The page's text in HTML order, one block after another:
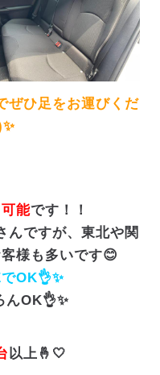
ぜひ足をお運びくだ
可能です！！
んですが、東北や関
様も多いです😊
OK👌✨
んOK👌✨
以上🤞🤍